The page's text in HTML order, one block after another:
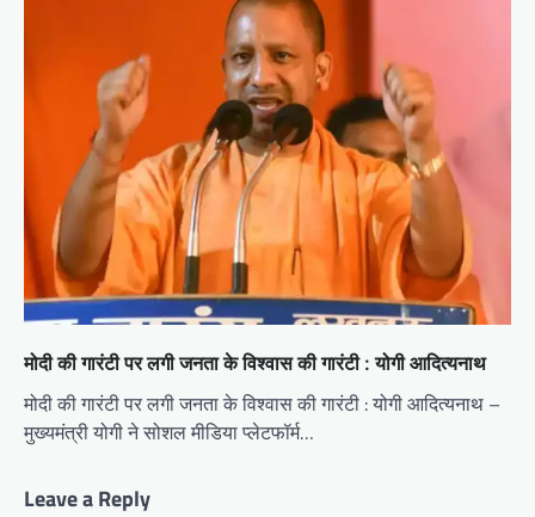
मोदी की गारंटी पर लगी जनता के विश्वास की गारंटी : योगी आदित्यनाथ
मोदी की गारंटी पर लगी जनता के विश्वास की गारंटी : योगी आदित्यनाथ –
मुख्यमंत्री योगी ने सोशल मीडिया प्लेटफॉर्म…
Leave a Reply